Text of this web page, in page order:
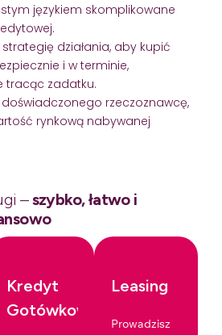
językiem skomplikowane
działania, aby kupić
i w terminie,
tracąc zadatku.
rzeczoznawcę,
rynkową nabywanej
–szybko, łatwo i
Kredyt
Gotówkowy
Leasing
Prowadzisz